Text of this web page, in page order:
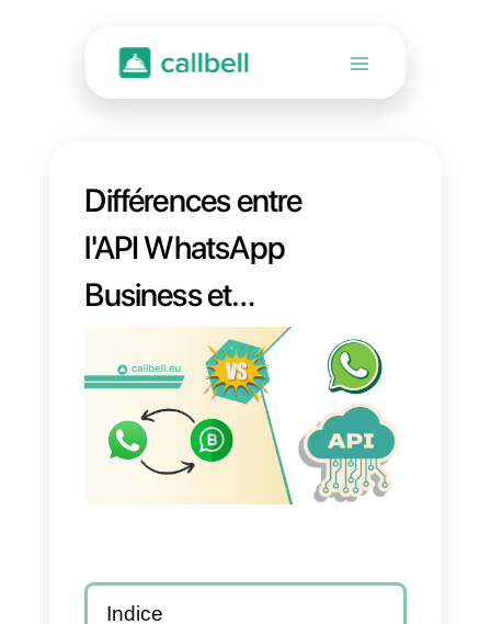
Différences entre
l'API WhatsApp
Business et
Coexistencie dans
Callbell